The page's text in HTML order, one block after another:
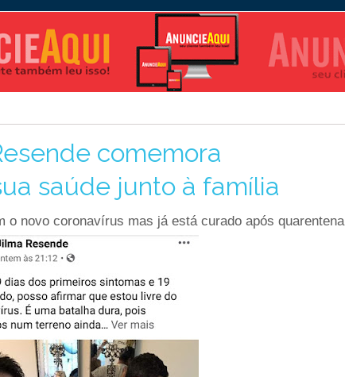
comemora
saúde junto à família
o novo coronavírus mas já está curado após quarentena